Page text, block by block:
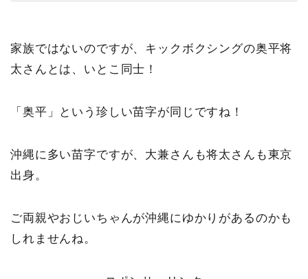
家族ではないのですが、キックボクシングの奥平将
太さんとは、いとこ同士！
「奥平」という珍しい苗字が同じですね！
沖縄に多い苗字ですが、大兼さんも将太さんも東京
出身。
ご両親やおじいちゃんが沖縄にゆかりがあるのかも
しれませんね。